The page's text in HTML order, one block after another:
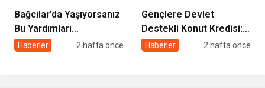
Bağcılar’da Yaşıyorsanız
Bu Yardımları
Alabilirsiniz: Başvuru
Haberler 2 hafta önce
Gençlere Devlet
Destekli Konut Kredisi: 3
Yıl Geri Ödemesiz, 5 Yıl
Haberler 2 hafta önce